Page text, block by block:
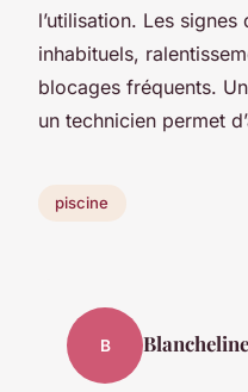
l’utilisation. Les
inhabituels,
blocages fréquents.
un technicien permet
piscine
B Blancheline